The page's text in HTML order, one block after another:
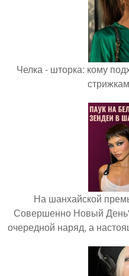
Челка - шторка: кому
На шанхайской
Совершенно Новый
очередной наряд, а